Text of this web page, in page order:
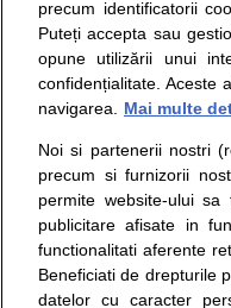
nici
ii
precum identificatorii
Puteți accepta sau
opune utilizării unui
confidențialitate. Aceste
navigarea.
Mai multe
Noi si partenerii nostri
precum si furnizorii
permite website-ului
publicitare afisate in
functionalitati aferente
Beneficiati de drepturile
datelor cu caracter